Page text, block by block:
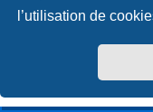
l’utilisation de
Index du forum
Développé par